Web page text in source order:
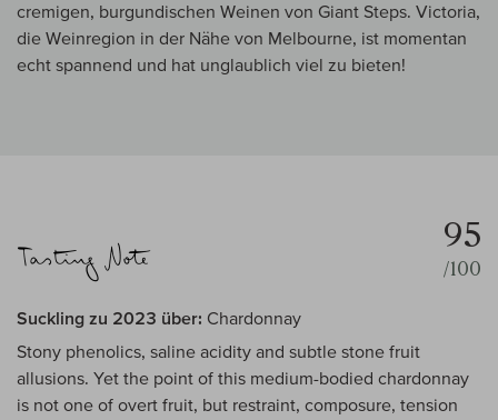
cremigen, burgundischen Weinen von Giant Steps. Victoria,
die Weinregion in der Nähe von Melbourne, ist momentan
echt spannend und hat unglaublich viel zu bieten!
95
/100
Suckling zu 2023 über: Chardonnay
Stony phenolics, saline acidity and subtle stone fruit
allusions. Yet the point of this medium-bodied chardonnay
is not one of overt fruit, but restraint, composure, tension